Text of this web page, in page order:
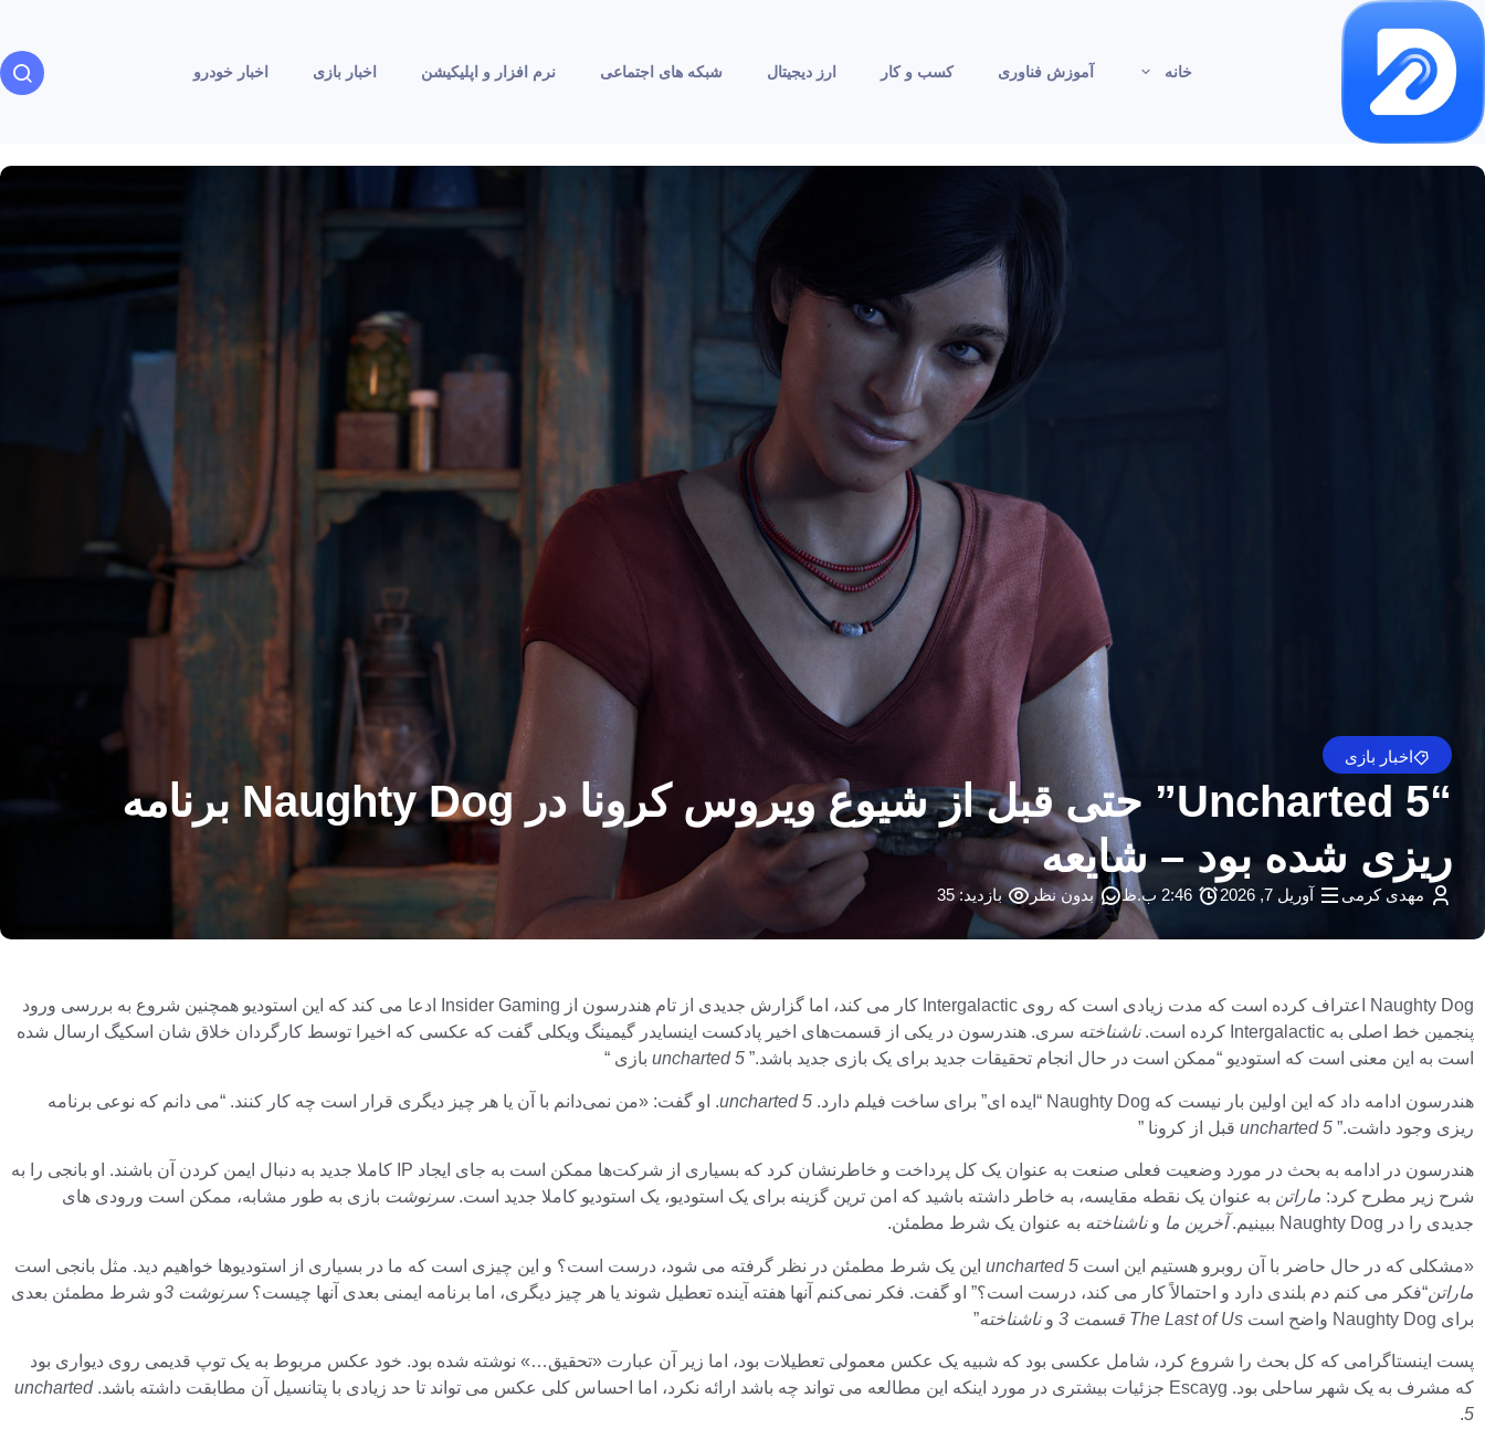
خانه آموزش فناوری کسب و کار ارز دیجیتال شبکه های اجتماعی نرم افزار و اپلیکیشن اخبار بازی اخبار خودرو
اخبار بازی
“Uncharted 5” حتی قبل از شیوع ویروس کرونا در Naughty Dog برنامه
ریزی شده بود – شایعه
مهدی کرمی آوریل 7, 2026 2:46 ب.ظ بدون نظر بازدید: 35
Naughty Dog اعتراف کرده است که مدت زیادی است که روی Intergalactic کار می کند، اما گزارش جدیدی از تام هندرسون از Insider Gaming ادعا می کند که این استودیو همچنین شروع به بررسی ورود
پنجمین خط اصلی به Intergalactic کرده است.
ناشناخته سری. هندرسون در یکی از قسمت‌های اخیر پادکست اینسایدر گیمینگ ویکلی گفت که عکسی که اخیرا توسط کارگردان خلاق شان اسکیگ ارسال شده
است به این معنی است که استودیو “ممکن است در حال انجام تحقیقات جدید برای یک بازی جدید باشد.” uncharted 5 بازی “
هندرسون ادامه داد که این اولین بار نیست که Naughty Dog “ایده ای” برای ساخت فیلم دارد. uncharted 5. او گفت: «من نمی‌دانم با آن یا هر چیز دیگری قرار است چه کار کنند. “می دانم که نوعی برنامه
ریزی وجود داشت.” uncharted 5 قبل از کرونا ”
هندرسون در ادامه به بحث در مورد وضعیت فعلی صنعت به عنوان یک کل پرداخت و خاطرنشان کرد که بسیاری از شرکت‌ها ممکن است به جای ایجاد IP کاملا جدید به دنبال ایمن کردن آن باشند. او بانجی را به
شرح زیر مطرح کرد: ماراتن به عنوان یک نقطه مقایسه، به خاطر داشته باشید که امن ترین گزینه برای یک استودیو، یک استودیو کاملا جدید است.سرنوشت بازی به طور مشابه، ممکن است ورودی های
جدیدی را در Naughty Dog ببینیم.
آخرین ما وناشناخته به عنوان یک شرط مطمئن.
«مشکلی که در حال حاضر با آن روبرو هستیم این است uncharted 5 این یک شرط مطمئن در نظر گرفته می شود، درست است؟ و این چیزی است که ما در بسیاری از استودیوها خواهیم دید. مثل بانجی است
ماراتن“فکر می کنم دم بلندی دارد و احتمالاً کار می کند، درست است؟” او گفت. فکر نمی‌کنم آنها هفته آینده تعطیل شوند یا هر چیز دیگری، اما برنامه ایمنی بعدی آنها چیست؟سرنوشت 3
و شرط مطمئن بعدی
برای Naughty Dog واضح است
The Last of Us قسمت 3 وناشناخته”
پست اینستاگرامی که کل بحث را شروع کرد، شامل عکسی بود که شبیه یک عکس معمولی تعطیلات بود، اما زیر آن عبارت «تحقیق…» نوشته شده بود. خود عکس مربوط به یک توپ قدیمی روی دیواری بود
که مشرف به یک شهر ساحلی بود. Escayg جزئیات بیشتری در مورد اینکه این مطالعه می تواند چه باشد ارائه نکرد، اما احساس کلی عکس می تواند تا حد زیادی با پتانسیل آن مطابقت داشته باشد.
uncharted
5
.